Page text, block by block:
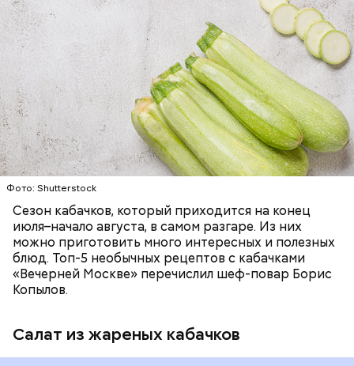
Фото: Shutterstock
Сезон кабачков, который приходится на конец
июля–начало августа, в самом разгаре. Из них
можно приготовить много интересных и полезных
блюд. Топ-5 необычных рецептов с кабачками
«Вечерней Москве» перечислил шеф-повар Борис
Копылов.
Салат из жареных кабачков
Ингредиенты:
ЕДА ОВОЩИ РЕЦЕПТЫ